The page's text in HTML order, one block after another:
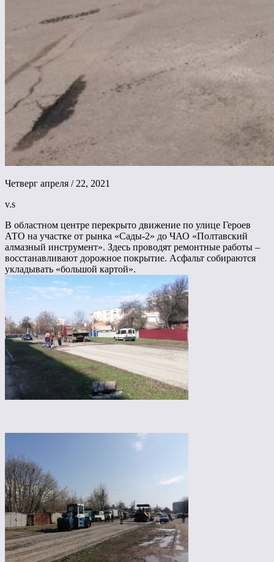
Четверг апреля / 22, 2021
v.s
В областном центре перекрыто движение по улице Героев
АТО на участке от рынка «Сады-2» до ЧАО «Полтавский
алмазный инструмент». Здесь проводят ремонтные работы –
восстанавливают дорожное покрытие. Асфальт собираются
укладывать «большой картой».